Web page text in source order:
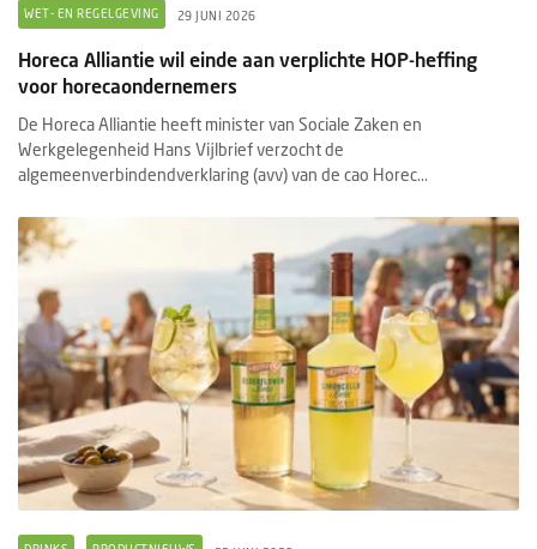
WET- EN REGELGEVING 29 JUNI 2026
Horeca Alliantie wil einde aan verplichte HOP-heffing
voor horecaondernemers
De Horeca Alliantie heeft minister van Sociale Zaken en
Werkgelegenheid Hans Vijlbrief verzocht de
algemeenverbindendverklaring (avv) van de cao Horec...